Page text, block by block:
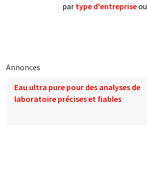
par type d'entrepriseou
Annonces
Eau ultra pure pour des analyses de
laboratoire précises et fiables